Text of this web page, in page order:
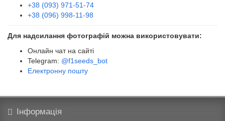
+38 (093) 971-51-74
+38 (096) 998-11-98
Для надсилання фотографій можна використовувати:
Онлайн чат на сайті
Telegram: @f1seeds_bot
Електронну пошту
Інформація